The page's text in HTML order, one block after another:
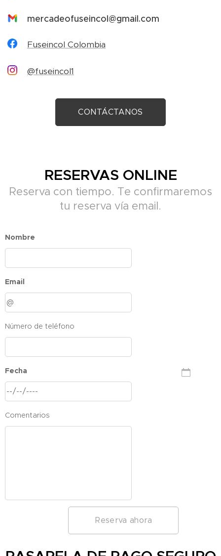
mercadeofuseincol@gmail.com
Fuseincol Colombia
@fuseincol1
CONTÁCTANOS
RESERVAS ONLINE
Reserva con tiempo. Te confirmaremos
tu reserva vía email.
Nombre
Email
Número de teléfono
Fecha
Comentarios
Reserva ahora